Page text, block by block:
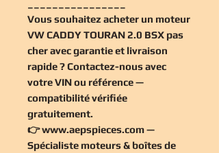
Vous souhaitez acheter un moteur
VW CADDY TOURAN 2.0 BSX pas
cheravec garantie et livraison
rapide ? Contactez-nous avec
votre VIN ou référence —
compatibilité vérifiée
gratuitement.
👉www.aepspieces.com—
Spécialiste moteurs & boîtes de